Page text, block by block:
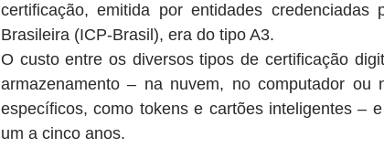
certificação, emitida por entidades credenciadas
Brasileira (ICP-Brasil), era do tipo A3.
O custo entre os diversos tipos de certificação
armazenamento – na nuvem, no computador ou
específicos, como tokens e cartões inteligentes –
um a cinco anos.